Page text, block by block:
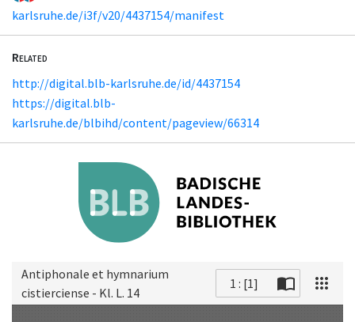
karlsruhe.de/i3f/v20/4437154/manifest
Related
http://digital.blb-karlsruhe.de/id/4437154
https://digital.blb-
karlsruhe.de/blbihd/content/pageview/66314
Antiphonale et hymnarium
cistierciense - Kl. L. 14
1 : [1]